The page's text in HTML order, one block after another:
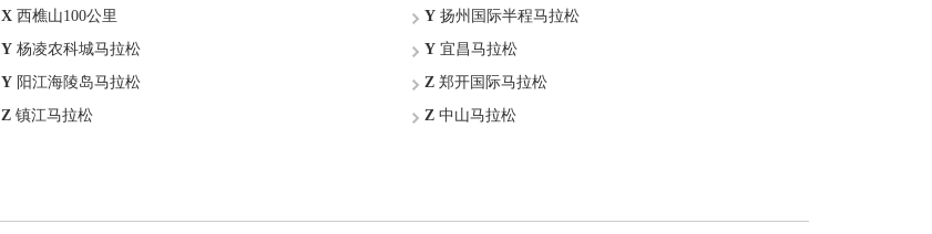
X西樵山100公里 Y扬州国际半程马拉松
Y杨凌农科城马拉松 Y宜昌马拉松
Y阳江海陵岛马拉松 Z郑开国际马拉松
Z镇江马拉松 Z中山马拉松